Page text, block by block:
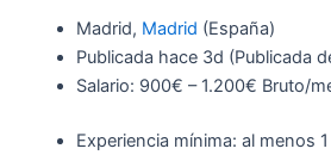
Madrid, Madrid (España)
Publicada hace 3d (Publicada
Salario: 900€ – 1.200€ Bruto/
Experiencia mínima: al menos